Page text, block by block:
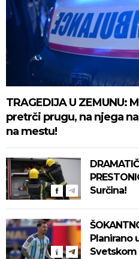
TRAGEDIJA U ZEMUNU:
pretrči prugu, na njega
na mestu!
Surčina!
Planirano